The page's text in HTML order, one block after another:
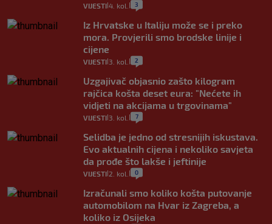
VIJESTI 4. kol. 3
Iz Hrvatske u Italiju može se i preko
mora. Provjerili smo brodske linije i
cijene
VIJESTI 3. kol. 2
Uzgajivač objasnio zašto kilogram
rajčica košta deset eura: "Nećete ih
vidjeti na akcijama u trgovinama"
VIJESTI 3. kol. 7
Selidba je jedno od stresnijih iskustava.
Evo aktualnih cijena i nekoliko savjeta
da prođe što lakše i jeftinije
VIJESTI 2. kol. 0
Izračunali smo koliko košta putovanje
automobilom na Hvar iz Zagreba, a
koliko iz Osijeka